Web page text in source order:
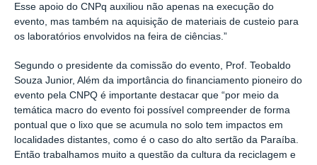
Esse apoio do CNPq auxiliou não apenas na execução do
evento, mas também na aquisição de materiais de custeio para
os laboratórios envolvidos na feira de ciências.”
Segundo o presidente da comissão do evento, Prof. Teobaldo
Souza Junior, Além da importância do financiamento pioneiro do
evento pela CNPQ é importante destacar que “por meio da
temática macro do evento foi possível compreender de forma
pontual que o lixo que se acumula no solo tem impactos em
localidades distantes, como é o caso do alto sertão da Paraíba.
Então trabalhamos muito a questão da cultura da reciclagem e